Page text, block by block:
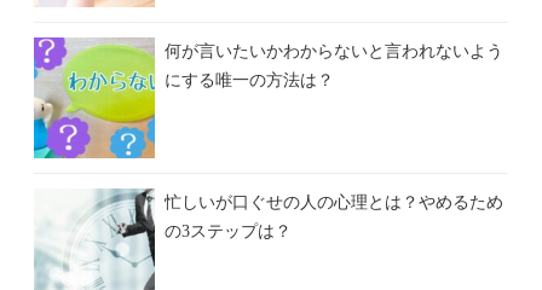
何が言いたいかわからないと言われないよう
にする唯一の方法は？
忙しいが口ぐせの人の心理とは？やめるため
の3ステップは？